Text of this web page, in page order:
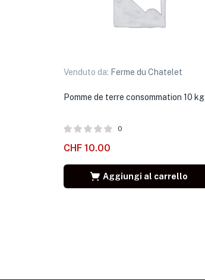
Venduto da: Ferme du Chatelet
Pomme de terre consommation 10 kg
0
CHF 10.00
Aggiungi al carrello